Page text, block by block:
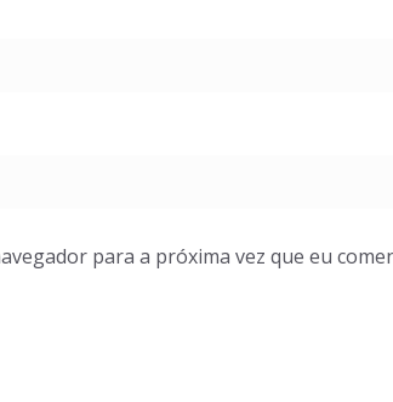
para a próxima vez que eu